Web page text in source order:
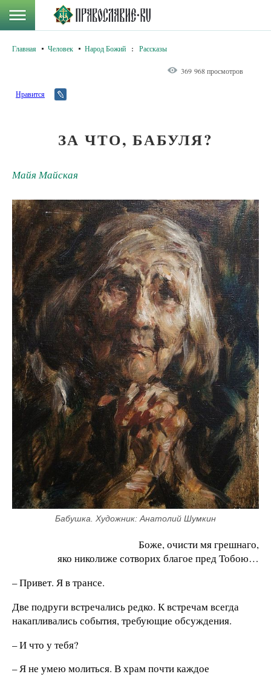
Главная Человек Народ Божий : Рассказы
369 968 просмотров
Нравится
ЗА ЧТО, БАБУЛЯ?
Майя Майская
Бабушка. Художник: Анатолий Шумкин
Боже, очисти мя грешнаго,
яко николиже сотворих благое пред Тобою…
– Привет. Я в трансе.
Две подруги встречались редко. К встречам всегда
накапливались события, требующие обсуждения.
– И что у тебя?
– Я не умею молиться. В храм почти каждое